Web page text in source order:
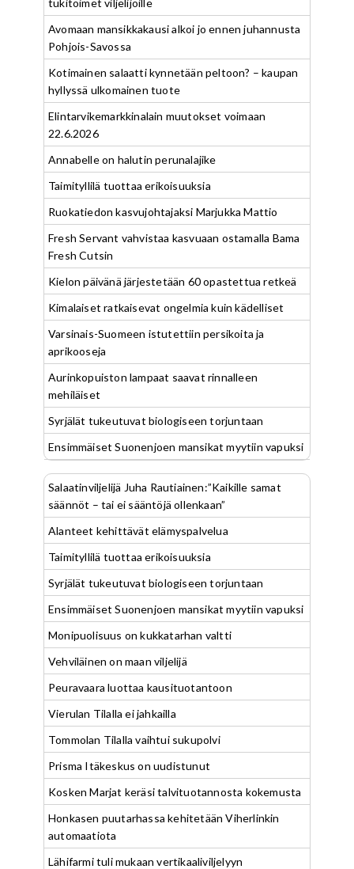
tukitoimet viljelijöille
Avomaan mansikkakausi alkoi jo ennen juhannusta
Pohjois-Savossa
Kotimainen salaatti kynnetään peltoon? – kaupan
hyllyssä ulkomainen tuote
Elintarvikemarkkinalain muutokset voimaan
22.6.2026
Annabelle on halutin perunalajike
Taimityllilä tuottaa erikoisuuksia
Ruokatiedon kasvujohtajaksi Marjukka Mattio
Fresh Servant vahvistaa kasvuaan ostamalla Bama
Fresh Cutsin
Kielon päivänä järjestetään 60 opastettua retkeä
Kimalaiset ratkaisevat ongelmia kuin kädelliset
Varsinais-Suomeen istutettiin persikoita ja
aprikooseja
Aurinkopuiston lampaat saavat rinnalleen
mehiläiset
Syrjälät tukeutuvat biologiseen torjuntaan
Ensimmäiset Suonenjoen mansikat myytiin vapuksi
Salaatinviljelijä Juha Rautiainen:”Kaikille samat
säännöt – tai ei sääntöjä ollenkaan”
Alanteet kehittävät elämyspalvelua
Taimityllilä tuottaa erikoisuuksia
Syrjälät tukeutuvat biologiseen torjuntaan
Ensimmäiset Suonenjoen mansikat myytiin vapuksi
Monipuolisuus on kukkatarhan valtti
Vehviläinen on maan viljelijä
Peuravaara luottaa kausituotantoon
Vierulan Tilalla ei jahkailla
Tommolan Tilalla vaihtui sukupolvi
Prisma Itäkeskus on uudistunut
Kosken Marjat keräsi talvituotannosta kokemusta
Honkasen puutarhassa kehitetään Viherlinkin
automaatiota
Lähifarmi tuli mukaan vertikaaliviljelyyn